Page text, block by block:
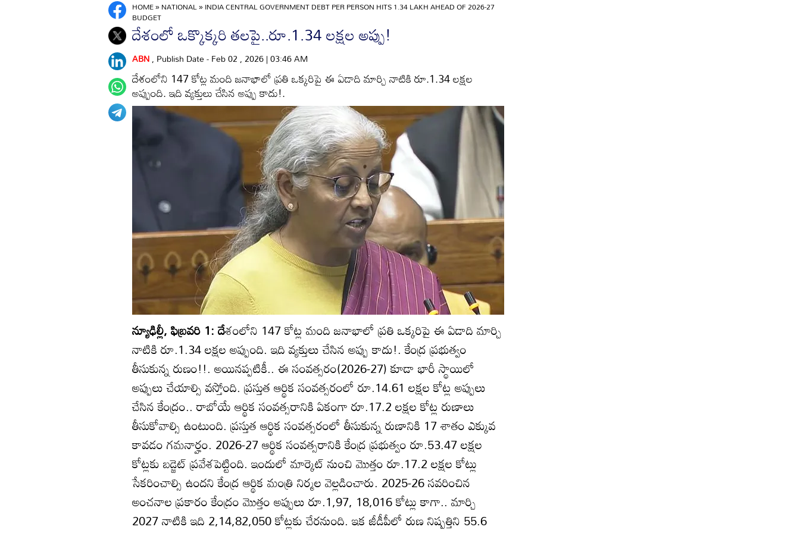
HOME»NATIONAL»INDIA CENTRAL GOVERNMENT DEBT PER PERSON HITS 1.34 LAKH AHEAD OF 2026-27
BUDGET
దేశంలో ఒక్కొక్కరి తలపై..రూ.1.34 లక్షల అప్పు!
ABN, Publish Date - Feb 02 , 2026 | 03:46 AM
దేశంలోని 147 కోట్ల మంది జనాభాలో ప్రతి ఒక్కరిపై ఈ ఏడాది మార్చి నాటికి రూ.1.34 లక్షల
అప్పుంది. ఇది వ్యక్తులు చేసిన అప్పు కాదు!.
న్యూఢిల్లీ, ఫిబ్రవరి 1: దేశంలోని 147 కోట్ల మంది జనాభాలో ప్రతి ఒక్కరిపై ఈ ఏడాది మార్చి
నాటికి రూ.1.34 లక్షల అప్పుంది. ఇది వ్యక్తులు చేసిన అప్పు కాదు!. కేంద్ర ప్రభుత్వం
తీసుకున్న రుణం!!. అయినప్పటికీ.. ఈ సంవత్సరం(2026-27) కూడా భారీ స్థాయిలో
అప్పులు చేయాల్సి వస్తోంది. ప్రస్తుత ఆర్థిక సంవత్సరంలో రూ.14.61 లక్షల కోట్ల అప్పులు
చేసిన కేంద్రం.. రాబోయే ఆర్థిక సంవత్సరానికి ఏకంగా రూ.17.2 లక్షల కోట్ల రుణాలు
తీసుకోవాల్సి ఉంటుంది. ప్రస్తుత ఆర్థిక సంవత్సరంలో తీసుకున్న రుణానికి 17 శాతం ఎక్కువ
కావడం గమనార్హం. 2026-27 ఆర్థిక సంవత్సరానికి కేంద్ర ప్రభుత్వం రూ.53.47 లక్షల
కోట్లకు బడ్జెట్‌ ప్రవేశపెట్టింది. ఇందులో మార్కెట్‌ నుంచి మొత్తం రూ.17.2 లక్షల కోట్లు
సేకరించాల్సి ఉందని కేంద్ర ఆర్థిక మంత్రి నిర్మల వెల్లడించారు. 2025-26 సవరించిన
అంచనాల ప్రకారం కేంద్రం మొత్తం అప్పులు రూ.1,97, 18,016 కోట్లు కాగా.. మార్చి
2027 నాటికి ఇది 2,14,82,050 కోట్లకు చేరనుంది. ఇక జీడీపీలో రుణ నిష్పత్తిని 55.6